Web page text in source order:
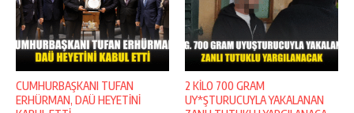
CUMHURBAŞKANI TUFAN
ERHÜRMAN, DAÜ HEYETİNİ
2 KİLO 700 GRAM
UY*ŞTURUCUYLA YAKALANAN